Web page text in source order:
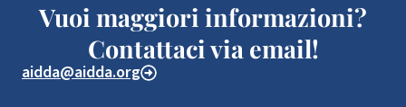
Vuoi maggiori informazioni?
Contattaci via email!
aidda@aidda.org